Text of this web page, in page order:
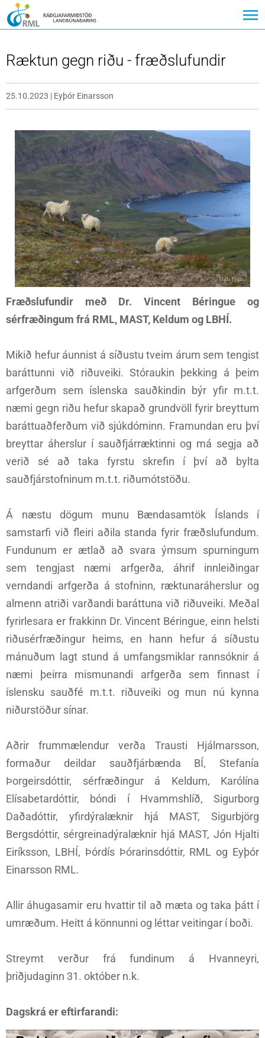
Ræktun gegn riðu - fræðslufundir
25.10.2023 | Eyþór Einarsson
Fræðslufundir með Dr. Vincent Béringue og
sérfræðingum frá RML, MAST, Keldum og LBHÍ.
Mikið hefur áunnist á síðustu tveim árum sem tengist
baráttunni við riðuveiki. Stóraukin þekking á þeim
arfgerðum sem íslenska sauðkindin býr yfir m.t.t.
næmi gegn riðu hefur skapað grundvöll fyrir breyttum
baráttuaðferðum við sjúkdóminn. Framundan eru því
breyttar áherslur í sauðfjárræktinni og má segja að
verið sé að taka fyrstu skrefin í því að bylta
sauðfjárstofninum m.t.t. riðumótstöðu.
Á næstu dögum munu Bændasamtök Íslands í
samstarfi við fleiri aðila standa fyrir fræðslufundum.
Fundunum er ætlað að svara ýmsum spurningum
sem tengjast næmi arfgerða, áhrif innleiðingar
verndandi arfgerða á stofninn, ræktunaráherslur og
almenn atriði varðandi baráttuna við riðuveiki. Meðal
fyrirlesara er frakkinn Dr. Vincent Béringue, einn helsti
riðusérfræðingur heims, en hann hefur á síðustu
mánuðum lagt stund á umfangsmiklar rannsóknir á
næmi þeirra mismunandi arfgerða sem finnast í
íslensku sauðfé m.t.t. riðuveiki og mun nú kynna
niðurstöður sínar.
Aðrir frummælendur verða Trausti Hjálmarsson,
formaður deildar sauðfjárbænda BÍ, Stefanía
Þorgeirsdóttir, sérfræðingur á Keldum, Karólína
Elísabetardóttir, bóndi í Hvammshlíð, Sigurborg
Daðadóttir, yfirdýralæknir hjá MAST, Sigurbjörg
Bergsdóttir, sérgreinadýralæknir hjá MAST, Jón Hjalti
Eiríksson, LBHÍ, Þórdís Þórarinsdóttir, RML og Eyþór
Einarsson RML.
Allir áhugasamir eru hvattir til að mæta og taka þátt í
umræðum. Heitt á könnunni og léttar veitingar í boði.
Streymt verður frá fundinum á Hvanneyri,
þriðjudaginn 31. október n.k.
Dagskrá er eftirfarandi: